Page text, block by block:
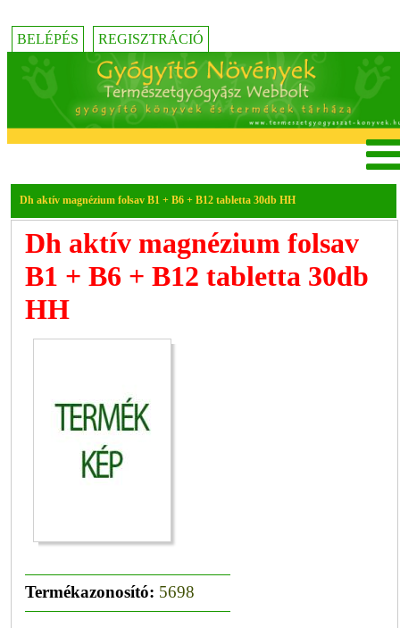
BELÉPÉS REGISZTRÁCIÓ
Dh aktív magnézium folsav B1 + B6 + B12 tabletta 30db HH
Dh aktív magnézium folsav
B1 + B6 + B12 tabletta 30db
HH
Termékazonosító: 5698